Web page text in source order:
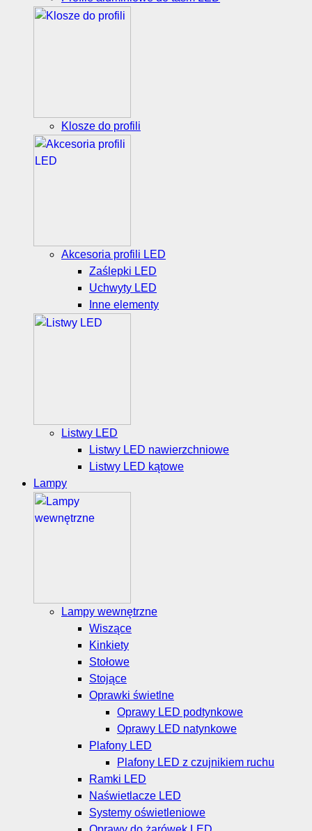
Klosze do profili
Akcesoria profili LED
Zaślepki LED
Uchwyty LED
Inne elementy
Listwy LED
Listwy LED nawierzchniowe
Listwy LED kątowe
Lampy
Lampy wewnętrzne
Wiszące
Kinkiety
Stołowe
Stojące
Oprawki świetlne
Oprawy LED podtynkowe
Oprawy LED natynkowe
Plafony LED
Plafony LED z czujnikiem ruchu
Ramki LED
Naświetlacze LED
Systemy oświetleniowe